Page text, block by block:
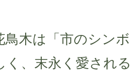
鳥木は「市のシン
く、末永く愛され